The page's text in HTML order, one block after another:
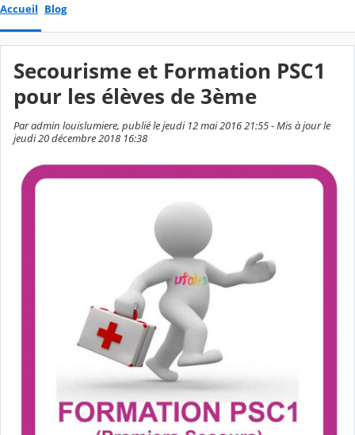
Accueil Blog
Secourisme et Formation PSC1
pour les élèves de 3ème
Par admin louislumiere, publié le jeudi 12 mai 2016 21:55 - Mis à jour le
jeudi 20 décembre 2018 16:38